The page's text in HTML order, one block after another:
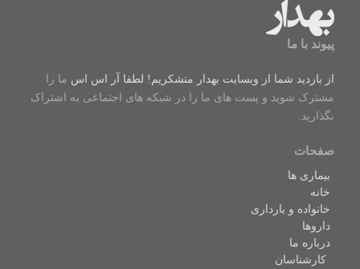
پیوند با ما
از بازدید شما از وبسایت بهدار متشکریم! لطفا آر اس اس ما را
مشترک شوید و پست های ما را در شبکه های اجتماعی به اشتراک
بگذارید.
صفحات
بیماری ها
خانه
خانواده و بارداری
داروها
درباره ما
کارشناسان